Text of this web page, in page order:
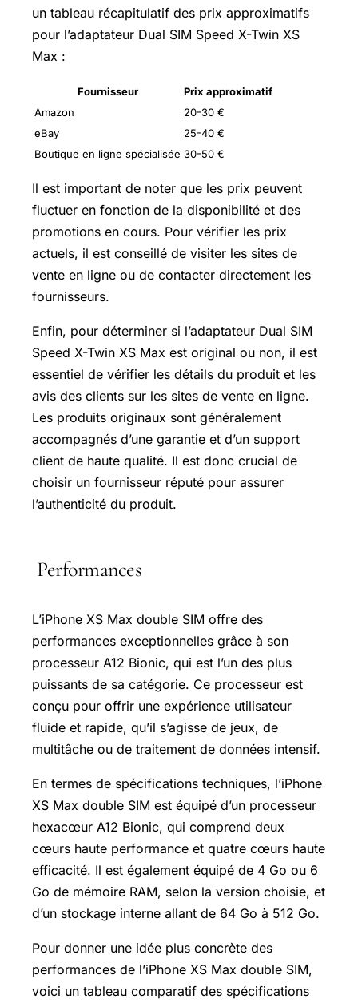
un tableau récapitulatif des prix approximatifs
pour l’adaptateur Dual SIM Speed X-Twin XS
Max :
Fournisseur
Prix approximatif
Amazon
20-30 €
eBay
25-40 €
Boutique en ligne spécialisée 30-50 €
Il est important de noter que les prix peuvent
fluctuer en fonction de la disponibilité et des
promotions en cours. Pour vérifier les prix
actuels, il est conseillé de visiter les sites de
vente en ligne ou de contacter directement les
fournisseurs.
Enfin, pour déterminer si l’adaptateur Dual SIM
Speed X-Twin XS Max est original ou non, il est
essentiel de vérifier les détails du produit et les
avis des clients sur les sites de vente en ligne.
Les produits originaux sont généralement
accompagnés d’une garantie et d’un support
client de haute qualité. Il est donc crucial de
choisir un fournisseur réputé pour assurer
l’authenticité du produit.
Performances
L’iPhone XS Max double SIM offre des
performances exceptionnelles grâce à son
processeur A12 Bionic, qui est l’un des plus
puissants de sa catégorie. Ce processeur est
conçu pour offrir une expérience utilisateur
fluide et rapide, qu’il s’agisse de jeux, de
multitâche ou de traitement de données intensif.
En termes de spécifications techniques, l’iPhone
XS Max double SIM est équipé d’un processeur
hexacœur A12 Bionic, qui comprend deux
cœurs haute performance et quatre cœurs haute
efficacité. Il est également équipé de 4 Go ou 6
Go de mémoire RAM, selon la version choisie, et
d’un stockage interne allant de 64 Go à 512 Go.
Pour donner une idée plus concrète des
performances de l’iPhone XS Max double SIM,
voici un tableau comparatif des spécifications